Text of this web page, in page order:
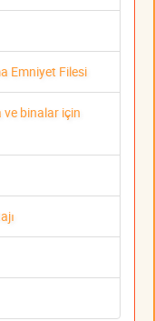
Emniyet Filesi
binalar için